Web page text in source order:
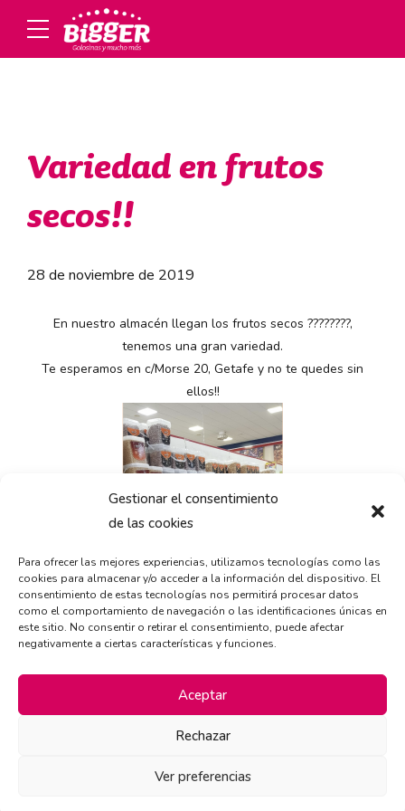
Gestionar el consentimiento
de las cookies
Para ofrecer las mejores experiencias, utilizamos tecnologías como las
cookies para almacenar y/o acceder a la información del dispositivo. El
consentimiento de estas tecnologías nos permitirá procesar datos
como el comportamiento de navegación o las identificaciones únicas en
este sitio. No consentir o retirar el consentimiento, puede afectar
negativamente a ciertas características y funciones.
Aceptar
Rechazar
Ver preferencias
Variedad en frutos
secos!!
28 de noviembre de 2019
En nuestro almacén llegan los frutos secos ????????,
tenemos una gran variedad.
Te esperamos en c/Morse 20, Getafe y no te quedes sin
ellos!!